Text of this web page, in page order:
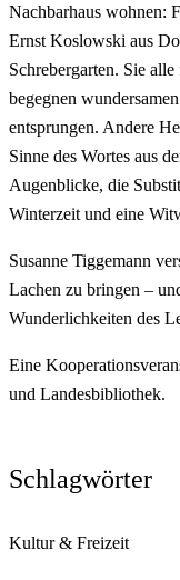
Nachbarhaus wohnen:
Ernst Koslowski aus
Schrebergarten. Sie
begegnen
entsprungen. Andere
Sinne des Wortes aus
Augenblicke, die
Winterzeit und eine
Susanne Tiggemann
Lachen zu bringen –
Wunderlichkeiten des
Eine
und Landesbibliothek.
Schlagwörter
Kultur & Freizeit